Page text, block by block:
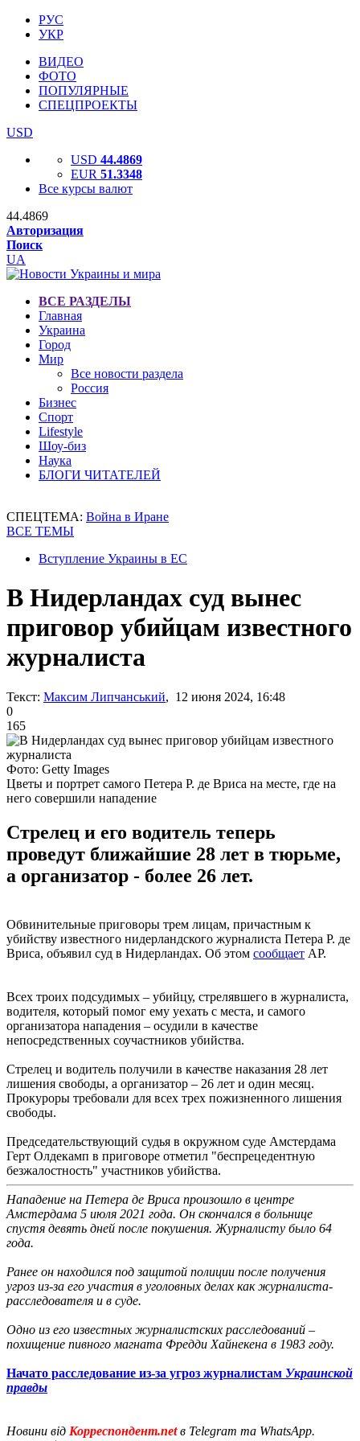
РУС
УКР
ВИДЕО
ФОТО
ПОПУЛЯРНЫЕ
СПЕЦПРОЕКТЫ
USD
USD 44.4869
EUR 51.3348
Все курсы валют
44.4869
Авторизация
Поиск
UA
ВСЕ РАЗДЕЛЫ
Главная
Украина
Город
Мир
Все новости раздела
Россия
Бизнес
Спорт
Lifestyle
Шоу-биз
Наука
БЛОГИ ЧИТАТЕЛЕЙ
СПЕЦТЕМА: Война в Иране
ВСЕ ТЕМЫ
Вступление Украины в ЕС
В Нидерландах суд вынес
приговор убийцам известного
журналиста
Текст: Максим Липчанський, 12 июня 2024, 16:48
0
165
Фото: Getty Images
Цветы и портрет самого Петера Р. де Вриса на месте, где на
него совершили нападение
Стрелец и его водитель теперь
проведут ближайшие 28 лет в тюрьме,
а организатор - более 26 лет.
Обвинительные приговоры трем лицам, причастным к
убийству известного нидерландского журналиста Петера Р. де
Вриса, объявил суд в Нидерландах. Об этом сообщает AP.
Всех троих подсудимых – убийцу, стрелявшего в журналиста,
водителя, который помог ему уехать с места, и самого
организатора нападения – осудили в качестве
непосредственных соучастников убийства.
Стрелец и водитель получили в качестве наказания 28 лет
лишения свободы, а организатор – 26 лет и один месяц.
Прокуроры требовали для всех трех пожизненного лишения
свободы.
Председательствующий судья в окружном суде Амстердама
Герт Олдекамп в приговоре отметил "беспрецедентную
безжалостность" участников убийства.
Нападение на Петера де Вриса произошло в центре
Амстердама 5 июля 2021 года. Он скончался в больнице
спустя девять дней после покушения. Журналисту было 64
года.
Ранее он находился под защитой полиции после получения
угроз из-за его участия в уголовных делах как журналиста-
расследователя и в суде.
Одно из его известных журналистских расследований –
похищение пивного магната Фредди Хайнекена в 1983 году.
Начато расследование из-за угроз журналистам Украинской
правды
Новини від Корреспондент.netв Telegram та WhatsApp.